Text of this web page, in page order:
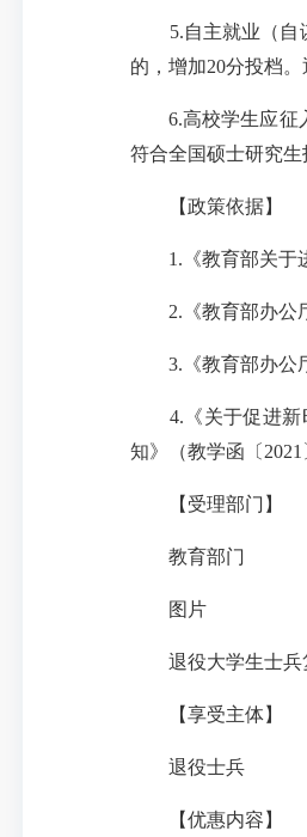
5.自主就业（自谋
的，增加20分投档
6.高校学生应征入
符合全国硕士研究生
【政策依据】
1.《教育部关于进
2.《教育部办公厅
3.《教育部办公厅
4.《关于促进新时
知》（教学函〔2021
【受理部门】
教育部门
图片
退役大学生士兵
【享受主体】
退役士兵
【优惠内容】